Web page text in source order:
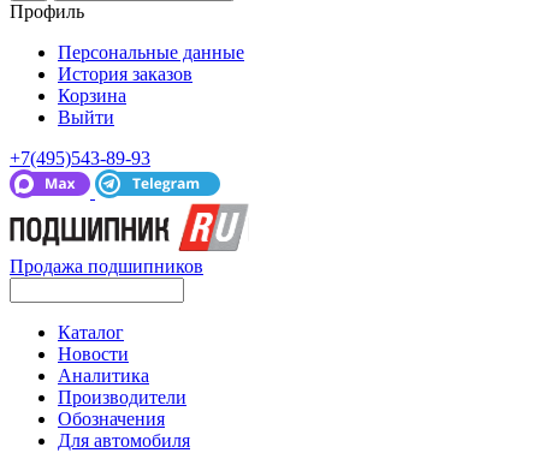
Профиль
Персональные данные
История заказов
Корзина
Выйти
+7(495)543-89-93
Продажа подшипников
Каталог
Новости
Аналитика
Производители
Обозначения
Для автомобиля